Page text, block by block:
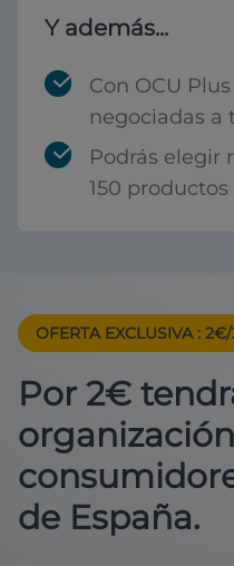
Y además...
Con OCU
negociadas a
Podrás elegir
150 productos
OFERTA EXCLUSIVA : 2€/
Por 2€
de España.